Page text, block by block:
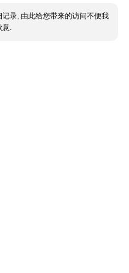
录, 由此给您带来的访问不便我
意.